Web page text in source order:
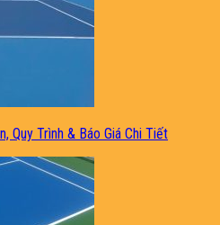
Quy Trình & Báo Giá Chi Tiết